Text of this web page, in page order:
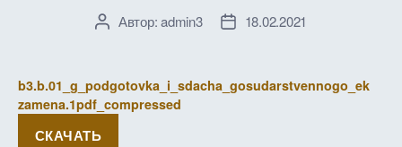
АвторАвтор:admin3
Дата18.02.2021
b3.b.01_g_podgotovka_i_sdacha_gosudarstvennogo_ek
zamena.1pdf_compressed
СКАЧАТЬ